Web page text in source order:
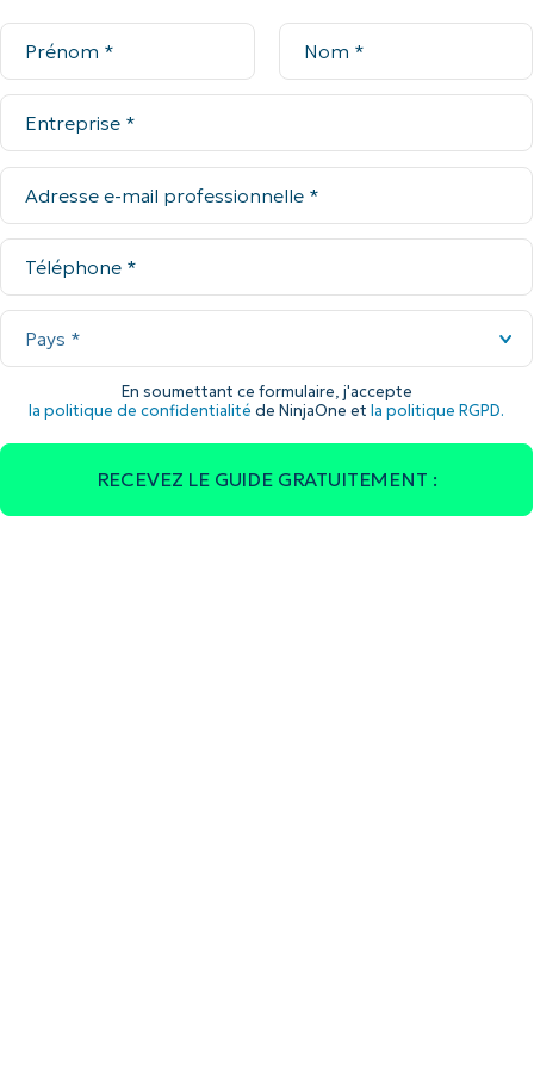
En soumettant ce formulaire, j'accepte
la politique de confidentialité de NinjaOne et la politique RGPD.